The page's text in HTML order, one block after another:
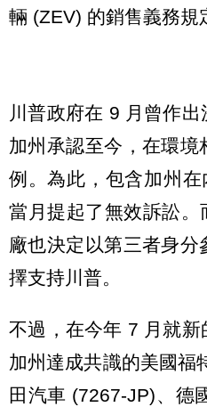
輛 (ZEV) 的銷售義務規
川普政府在 9 月曾作
加州承認至今，在環境
例。為此，包含加州
當月提起了無效訴訟
廠也決定以第三者身分
擇支持川普。
不過，在今年 7 月就
加州達成共識的美國福
田汽車 (7267-JP)、德